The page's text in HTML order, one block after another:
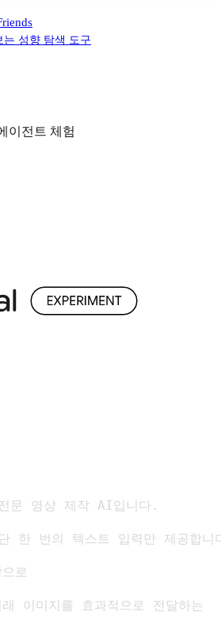
는 성향 탐색 도구
이전트 체험
문 영상 제작 AI입니다.
한 번의 텍스트 입력만 제공합니
로
이미지를 효과적으로 전달하는